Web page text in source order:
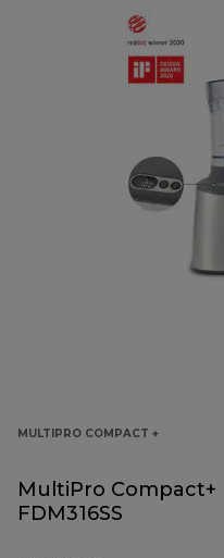
MULTIPRO COMPACT +
MultiPro Compact+
FDM316SS